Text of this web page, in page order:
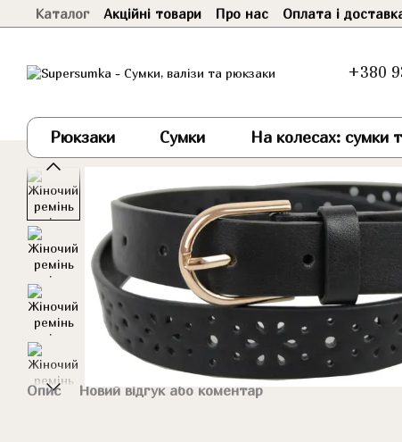
Перейти до основного контенту
Каталог Акційні товари Про нас Оплата і
+380
Рюкзаки Сумки На колесах: сумки
Опис Новий відгук або коментар